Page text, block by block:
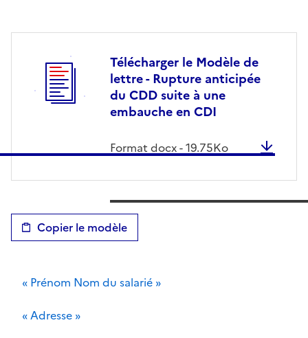
Télécharger le Modèle de
lettre - Rupture anticipée
du CDD suite à une
embauche en CDI
Format docx-19.75Ko
Copier le modèle
« Prénom Nom du salarié »
« Adresse »